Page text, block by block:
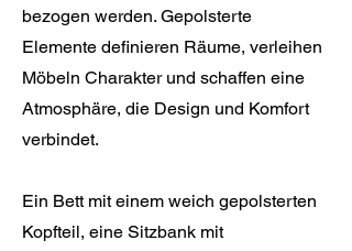
bezogen werden. Gepolsterte
Elemente definieren Räume, verleihen
Möbeln Charakter und schaffen eine
Atmosphäre, die Design und Komfort
verbindet.
Ein Bett mit einem weich gepolsterten
Kopfteil, eine Sitzbank mit